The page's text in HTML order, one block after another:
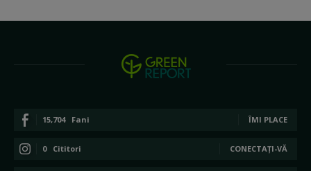
15,704 Fani ÎMI PLACE
0 Cititori CONECTAȚI-VĂ